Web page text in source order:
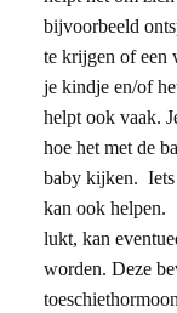
bijvoorbeeld
te krijgen of een
je kindje en/of
helpt ook vaak.
hoe het met de
baby kijken. Iets
kan ook helpen.
lukt, kan
worden. Deze